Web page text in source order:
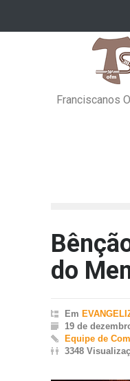
Franciscanos
do
Em
19 de
Equipe de
3348